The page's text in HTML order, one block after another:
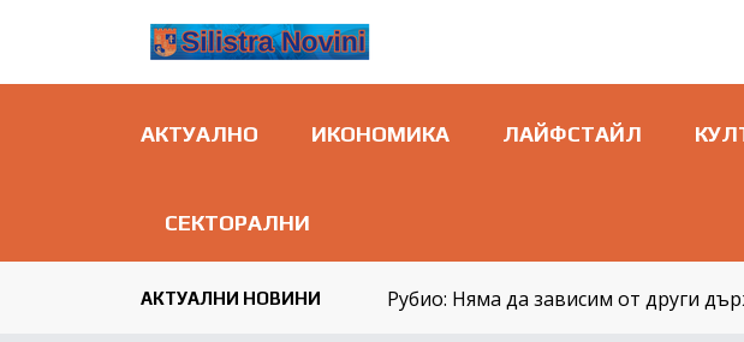
АКТУАЛНО ИКОНОМИКА ЛАЙФСТАЙЛ
СЕКТОРАЛНИ
АКТУАЛНИ НОВИНИ Рубио: Няма да зависим от други